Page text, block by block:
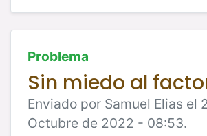
Problema
Sin miedo al
Enviado por Samuel Elias el
Octubre de 2022 - 08:53.